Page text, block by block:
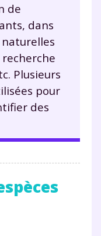
de
dans
naturelles
Plusieurs
pour
des